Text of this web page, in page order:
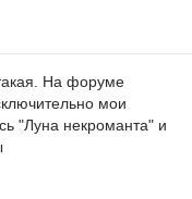
На форуме
мои
"Луна некроманта" и